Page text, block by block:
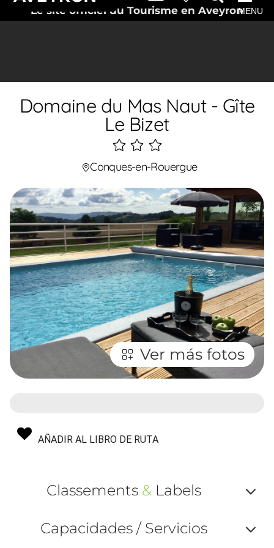
Le site officiel du Tourisme en AveyronMENU
Domaine du Mas Naut - Gîte
Le Bizet
3
étoiles
Conques-en-Rouergue
Ver más fotos
AÑADIR AL LIBRO DE RUTA
Classements &Labels
ou
Capacidades / Servicios